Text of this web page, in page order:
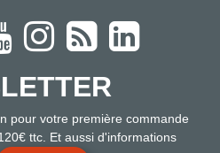
pour votre première commande
ttc. Et aussi d'informations